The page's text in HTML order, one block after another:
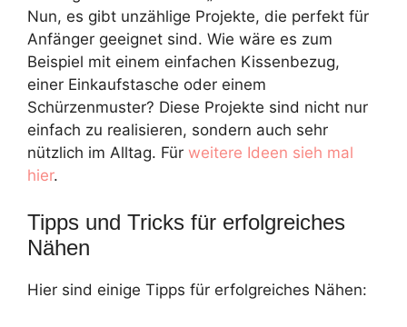
Nun, es gibt unzählige Projekte, die perfekt für
Anfänger geeignet sind. Wie wäre es zum
Beispiel mit einem einfachen Kissenbezug,
einer Einkaufstasche oder einem
Schürzenmuster? Diese Projekte sind nicht nur
einfach zu realisieren, sondern auch sehr
nützlich im Alltag. Für weitere Ideen sieh mal
hier.
Tipps und Tricks für erfolgreiches
Nähen
Hier sind einige Tipps für erfolgreiches Nähen: